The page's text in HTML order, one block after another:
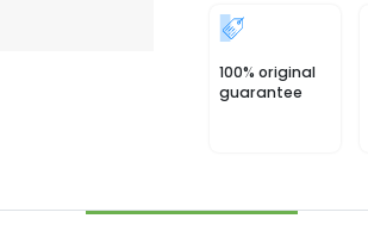
100% original
guarantee